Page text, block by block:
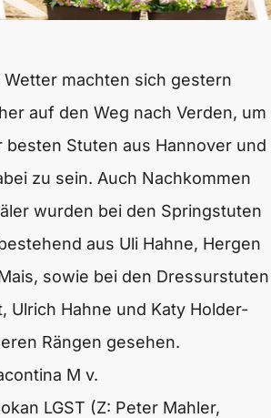
machten sich gestern
auf den Weg nach Verden, um
besten Stuten aus Hannover und
zu sein. Auch Nachkommen
wurden bei den Springstuten
aus Uli Hahne, Hergen
sowie bei den Dressurstuten
Ulrich Hahne und Katy Holder-
Rängen gesehen.
M v.
LGST (Z: Peter Mahler,